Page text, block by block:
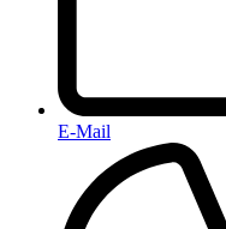
E-Mail